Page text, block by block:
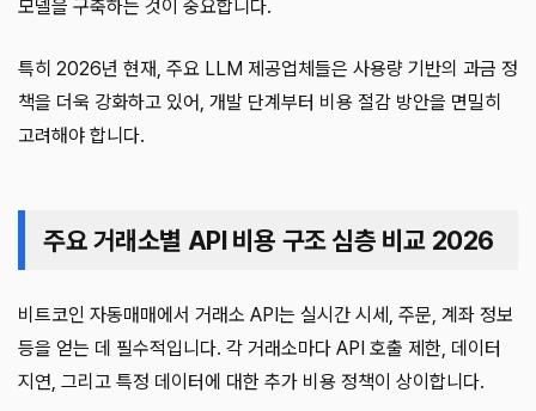
모델을 구축하는 것이 중요합니다.
특히 2026년 현재, 주요 LLM 제공업체들은 사용량 기반의 과금 정
책을 더욱 강화하고 있어, 개발 단계부터 비용 절감 방안을 면밀히
고려해야 합니다.
주요 거래소별 API 비용 구조 심층 비교 2026
비트코인 자동매매에서 거래소 API는 실시간 시세, 주문, 계좌 정보
등을 얻는 데 필수적입니다. 각 거래소마다 API 호출 제한, 데이터
지연, 그리고 특정 데이터에 대한 추가 비용 정책이 상이합니다.